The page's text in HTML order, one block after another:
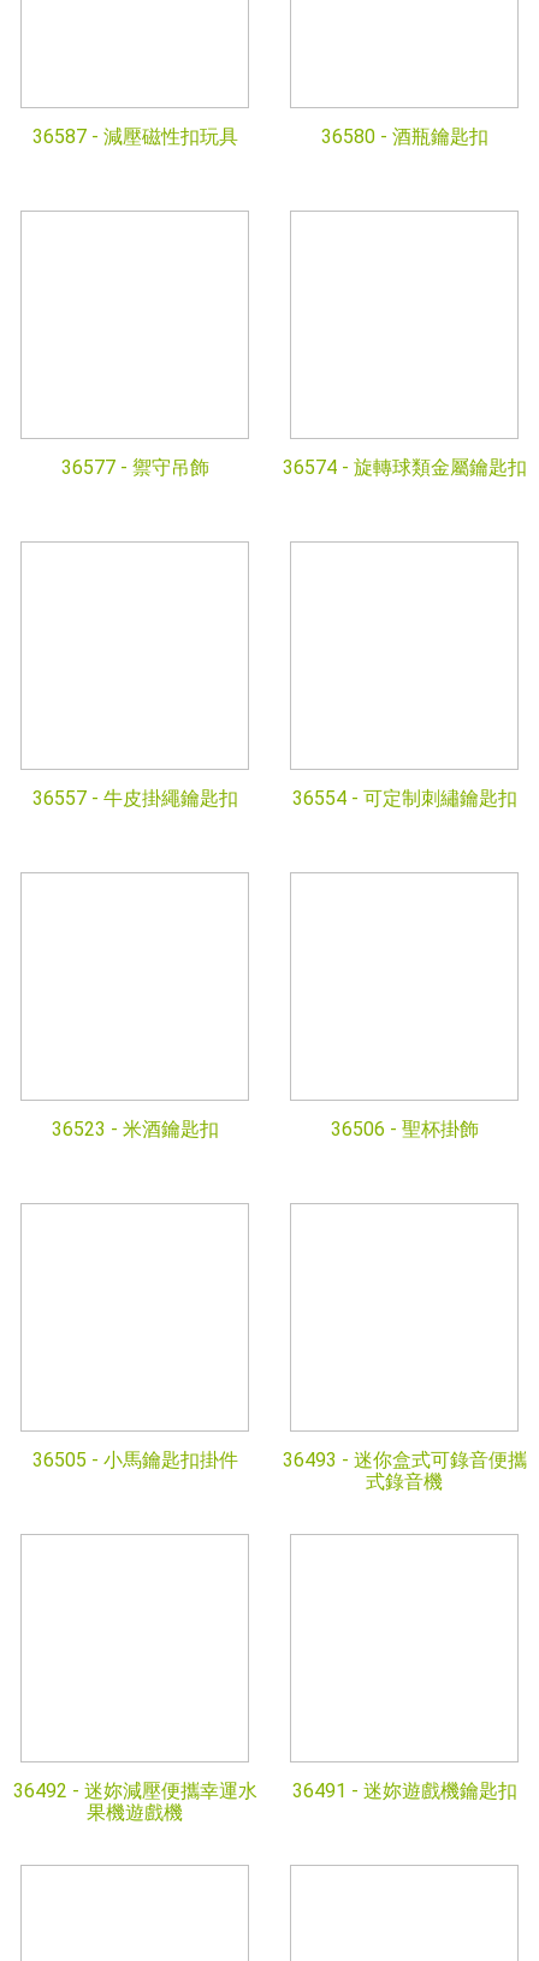
36587 - 減壓磁性扣玩具 36580 - 酒瓶鑰匙扣
36577 - 禦守吊飾 36574 - 旋轉球類金屬鑰匙扣
36557 - 牛皮掛繩鑰匙扣 36554 - 可定制刺繡鑰匙扣
36523 - 米酒鑰匙扣 36506 - 聖杯掛飾
36505 - 小馬鑰匙扣掛件 36493 - 迷你盒式可錄音便攜
式錄音機
36492 - 迷妳減壓便攜幸運水
果機遊戲機
36491 - 迷妳遊戲機鑰匙扣